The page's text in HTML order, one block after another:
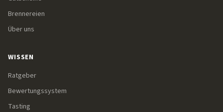
Brennereien
Über uns
WISSEN
Ratgeber
Bewertungssystem
Tasting